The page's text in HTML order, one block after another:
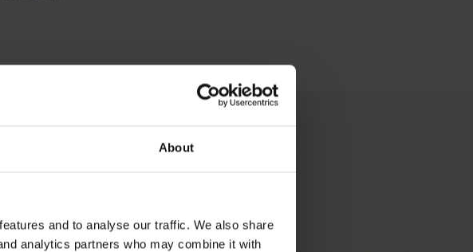
About
and to analyse our traffic. We also share
analytics partners who may combine it with